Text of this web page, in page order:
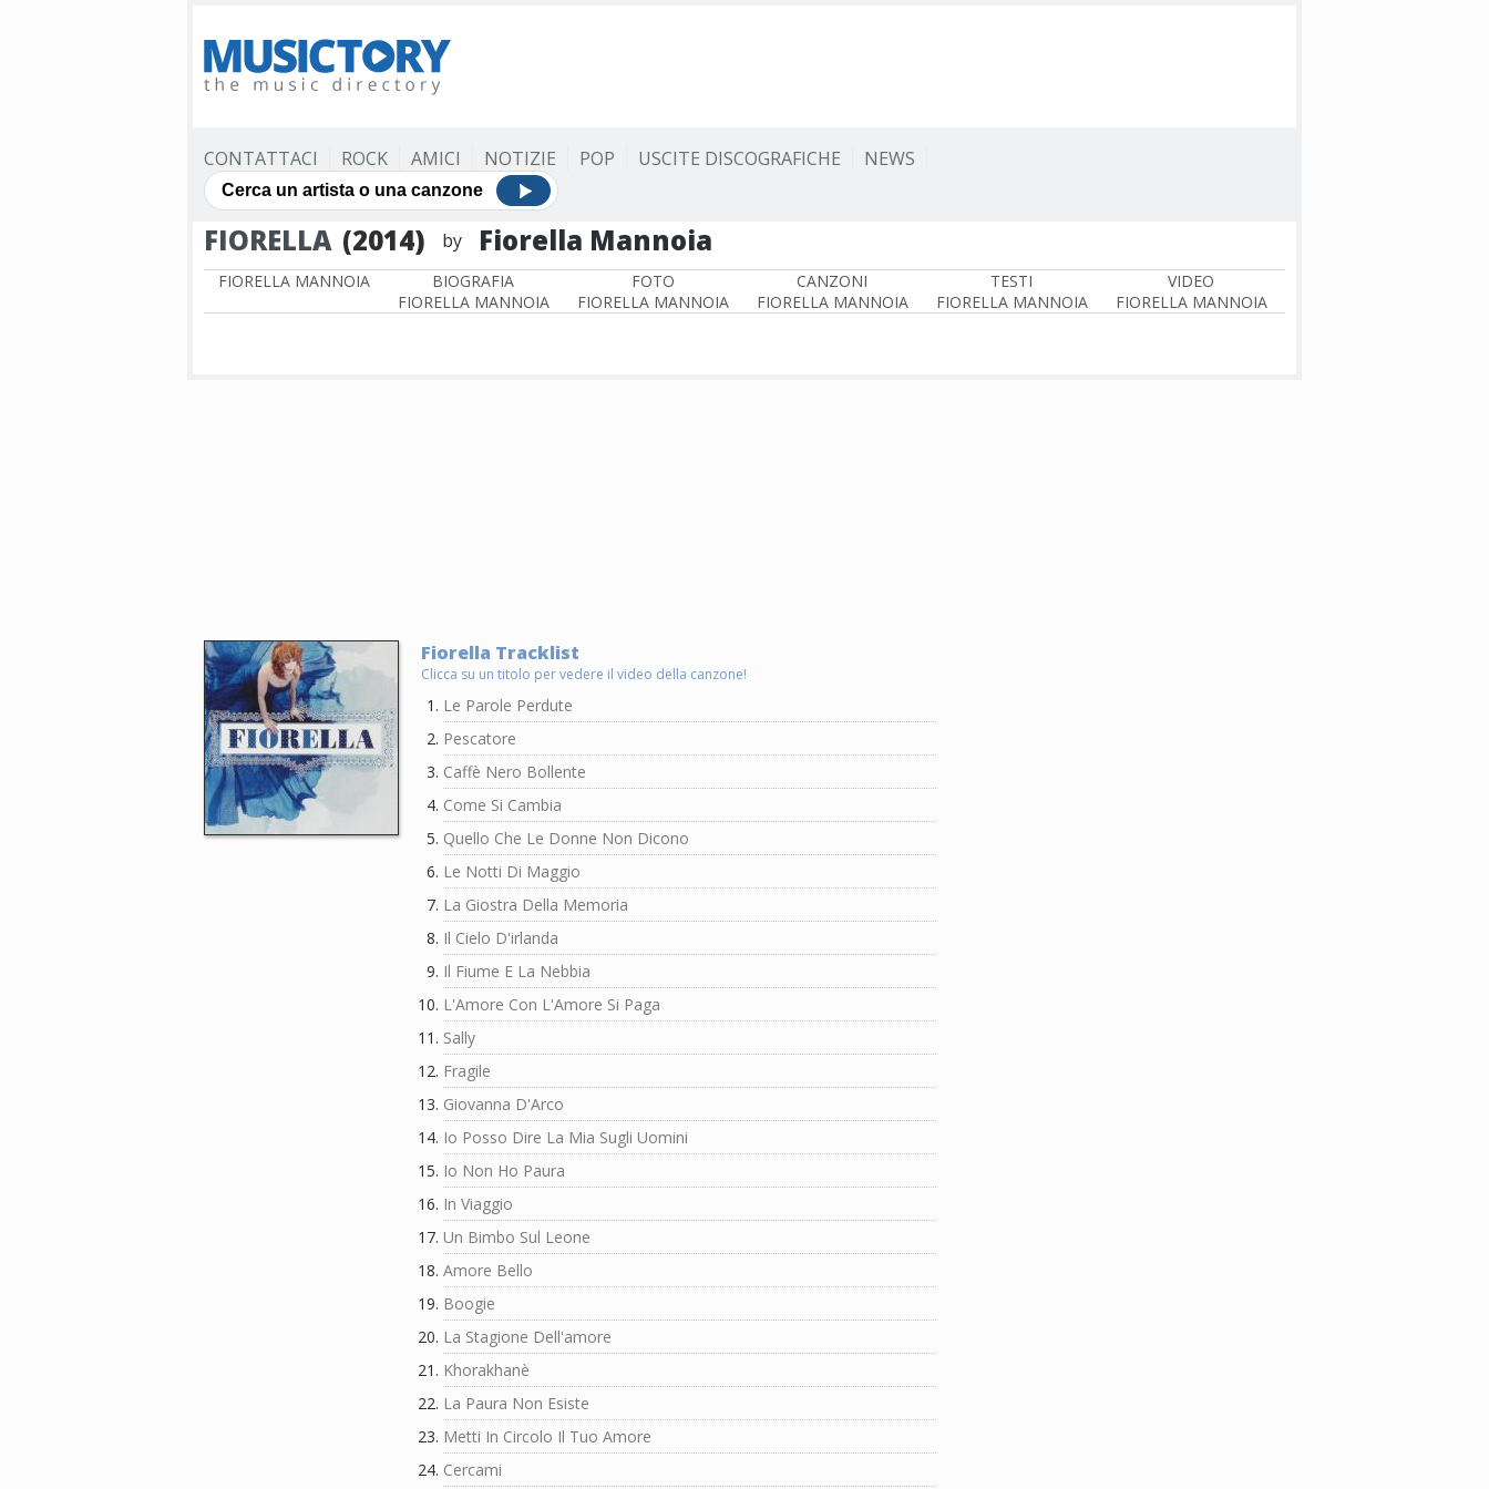
CONTATTACI ROCK AMICI NOTIZIE POP USCITE DISCOGRAFICHE NEWS
FIORELLA (2014) by Fiorella Mannoia
FIORELLA MANNOIA
BIOGRAFIA
FIORELLA MANNOIA
FOTO
FIORELLA MANNOIA
CANZONI
FIORELLA MANNOIA
TESTI
FIORELLA MANNOIA
VIDEO
FIORELLA MANNOIA
Fiorella Tracklist
Clicca su un titolo per vedere il video della canzone!
Le Parole Perdute
Pescatore
Caffè Nero Bollente
Come Si Cambia
Quello Che Le Donne Non Dicono
Le Notti Di Maggio
La Giostra Della Memoria
Il Cielo D'irlanda
Il Fiume E La Nebbia
L'Amore Con L'Amore Si Paga
Sally
Fragile
Giovanna D'Arco
Io Posso Dire La Mia Sugli Uomini
Io Non Ho Paura
In Viaggio
Un Bimbo Sul Leone
Amore Bello
Boogie
La Stagione Dell'amore
Khorakhanè
La Paura Non Esiste
Metti In Circolo Il Tuo Amore
Cercami